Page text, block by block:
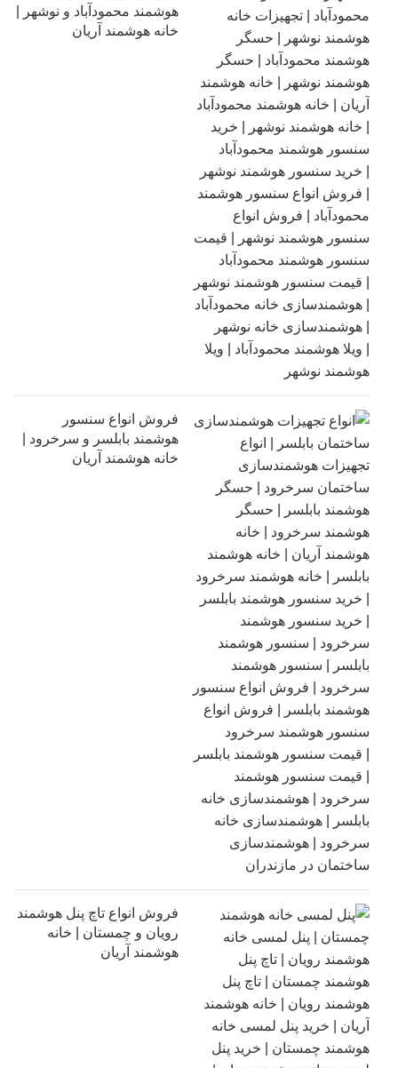
هوشمند محمودآباد و نوشهر |
خانه هوشمند آریان
فروش انواع سنسور
هوشمند بابلسر و سرخرود |
خانه هوشمند آریان
فروش انواع تاچ پنل هوشمند
رویان و چمستان | خانه
هوشمند آریان